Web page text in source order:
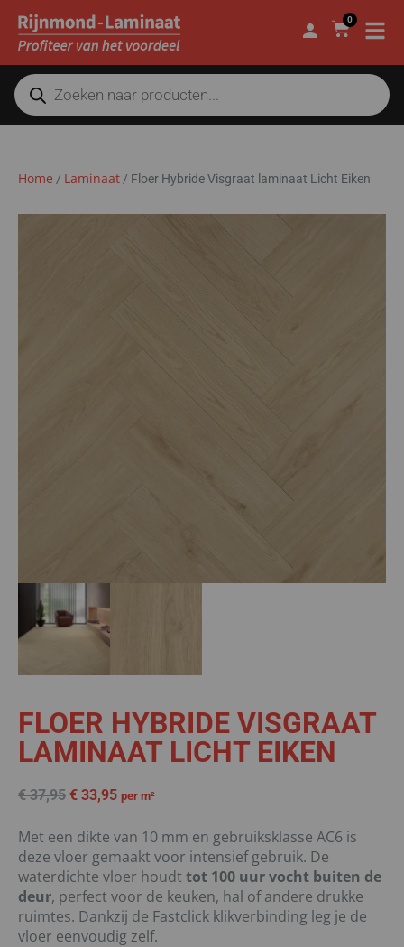
0
Home / Laminaat / Floer Hybride Visgraat laminaat Licht Eiken
FLOER HYBRIDE VISGRAAT
LAMINAAT LICHT EIKEN
€37,95 € 33,95 per m²
Met een dikte van 10 mm en gebruiksklasse AC6 is
deze vloer gemaakt voor intensief gebruik. De
waterdichte vloer houdt tot 100 uur vocht buiten de
deur, perfect voor de keuken, hal of andere drukke
ruimtes. Dankzij de Fastclick klikverbinding leg je de
vloer eenvoudig zelf.